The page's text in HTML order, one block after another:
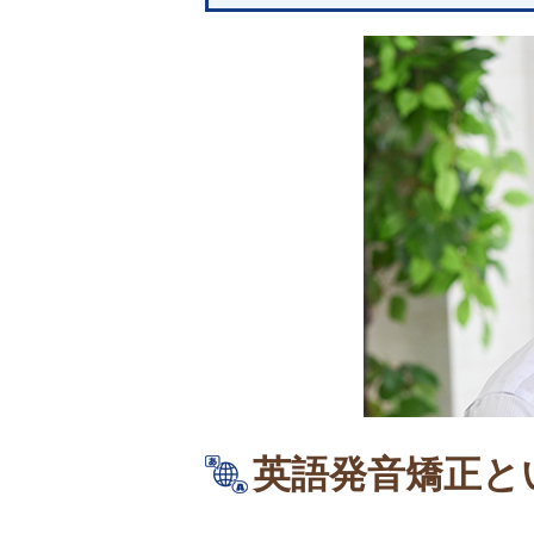
英語発音矯正と